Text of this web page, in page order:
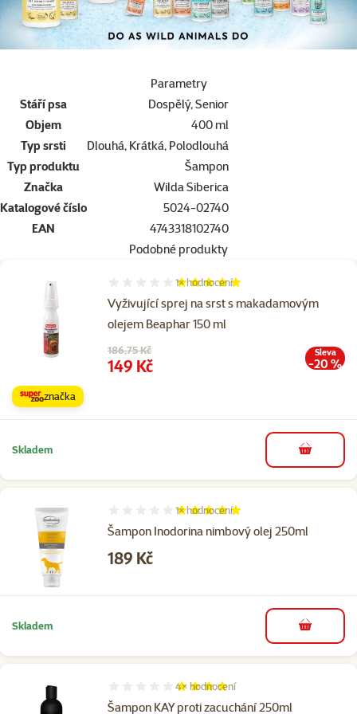
Parametry
Stáří psa
Dospělý, Senior
Objem
400 ml
Typ srsti
Dlouhá, Krátká, Polodlouhá
Typ produktu
Šampon
Značka
Wilda Siberica
Katalogové číslo
5024-02740
EAN
4743318102740
Podobné produkty
Vyživující sprej na srst s makadamovým
olejem Beaphar 150 ml
Hodnocení 100%, počet hodnocení: 1
1×hodnocení
Původní cena
186,75 Kč
Cena
149 Kč
Sleva
-20 %
značka
Skladem do košíku
Šampon Inodorina nimbový olej 250ml
Hodnocení 100%, počet hodnocení: 1
1×hodnocení
Cena
189 Kč
Skladem do košíku
Šampon KAY proti zacuchání 250ml
Hodnocení 85%, počet hodnocení: 4
4× hodnocení